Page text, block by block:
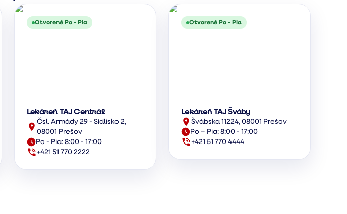
Otvorené Po - Pia
Lekáreň TAJ Centrál
Čsl. Armády 29 - Sídlisko 2,
08001 Prešov
Po - Pia: 8:00 - 17:00
+421 51 770 2222
Otvorené Po - Pia
Lekáreň TAJ Šváby
Švábska 11224, 08001 Prešov
Po – Pia: 8:00 - 17:00
+421 51 770 4444